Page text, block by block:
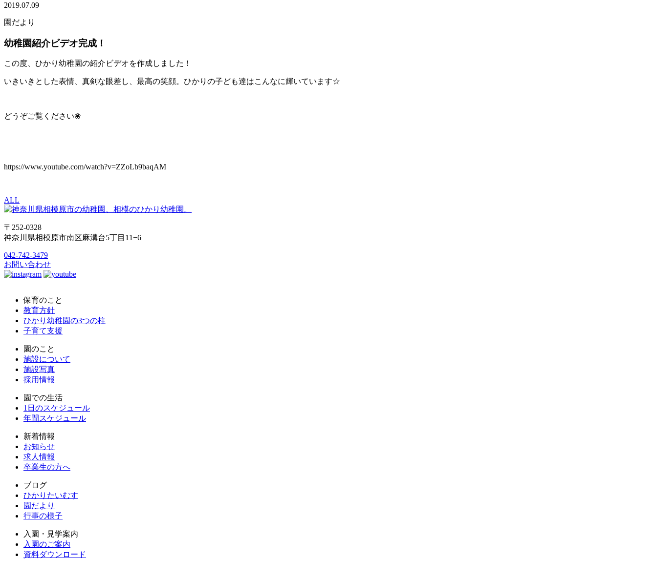
2019.07.09
園だより
幼稚園紹介ビデオ完成！
この度、ひかり幼稚園の紹介ビデオを作成しました！
いきいきとした表情、真剣な眼差し、最高の笑顔。ひかりの子ども達はこんなに輝いています☆
どうぞご覧ください❀
https://www.youtube.com/watch?v=ZZoLb9baqAM
ALL
〒252-0328
神奈川県相模原市南区麻溝台5丁目11−6
042-742-3479
お問い合わせ
保育のこと
教育方針
ひかり幼稚園の3つの柱
子育て支援
園のこと
施設について
施設写真
採用情報
園での生活
1日のスケジュール
年間スケジュール
新着情報
お知らせ
求人情報
卒業生の方へ
ブログ
ひかりたいむす
園だより
行事の様子
入園・見学案内
入園のご案内
資料ダウンロード